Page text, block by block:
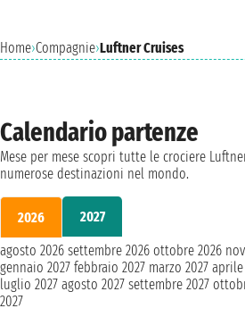
Home›Compagnie›Luftner Cruises
Calendario partenze
Mese per mese scopri tutte le crociere
numerose destinazioni nel mondo.
2026
2027
agosto 2026 settembre 2026 ottobre 2026
gennaio 2027 febbraio 2027 marzo 2027 aprile
luglio 2027 agosto 2027 settembre 2027
2027